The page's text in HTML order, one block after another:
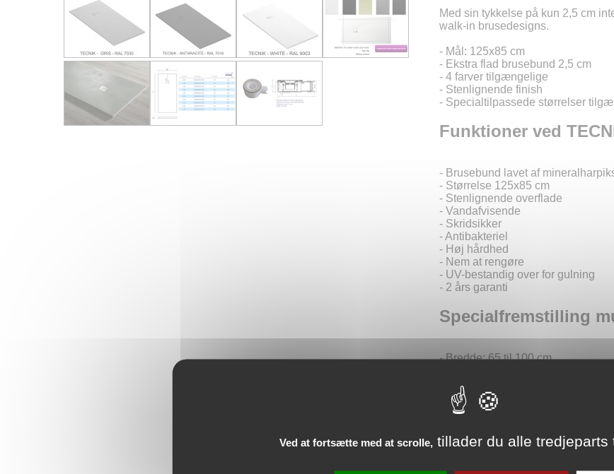
Med sin tykkelse på kun 2,5 cm
walk-in brusedesigns.
- Mål: 125x85 cm
- Ekstra flad brusebund 2,5 cm
- 4 farver tilgængelige
- Stenlignende finish
- Specialtilpassede størrelser
Funktioner ved
- Brusebund lavet af
- Størrelse 125x85 cm
- Stenlignende overflade
- Vandafvisende
- Skridsikker
- Antibakteriel
- Høj hårdhed
- Nem at rengøre
- UV-bestandig over for gulning
- 2 års garanti
Specialfremstilling
- Bredde: 65 til 100 cm
- Specialfremstilling mulig
Inkluderet med
Ved at fortsætte med at scrolle, tillader du alle tredjeparts